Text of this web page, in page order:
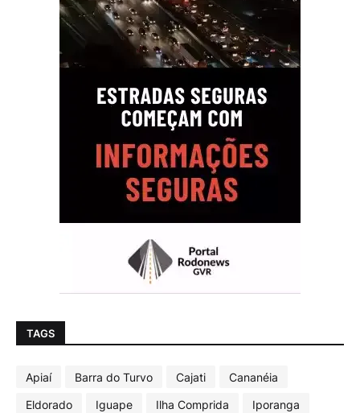
TAGS
Apiaí Barra do Turvo Cajati
Cananéia
Eldorado
Iguape Ilha Comprida
Iporanga